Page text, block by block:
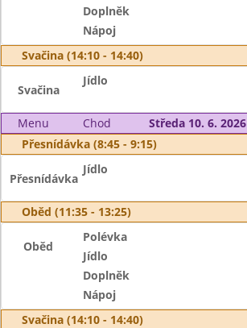
Doplněk
Nápoj
Svačina (14:10 - 14:40)
Svačina
Jídlo
Menu Chod
Středa 10. 6. 2026
Přesnídávka (8:45 - 9:15)
Přesnídávka
Jídlo
Oběd (11:35 - 13:25)
Oběd
Polévka
Jídlo
Doplněk
Nápoj
Svačina (14:10 - 14:40)